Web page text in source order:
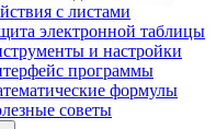
с листами
электронной таблицы
и настройки
программы
формулы
советы